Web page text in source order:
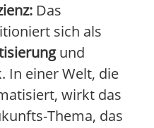
Das
sich als
und
In einer Welt, die
wirkt das
Thema, das